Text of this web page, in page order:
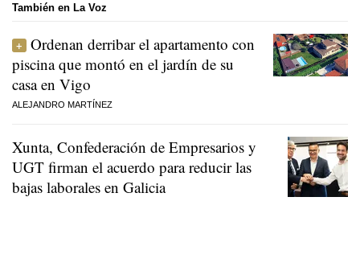
También en La Voz
Ordenan derribar el apartamento con
piscina que montó en el jardín de su
casa en Vigo
ALEJANDRO MARTÍNEZ
Xunta, Confederación de Empresarios y
UGT firman el acuerdo para reducir las
bajas laborales en Galicia